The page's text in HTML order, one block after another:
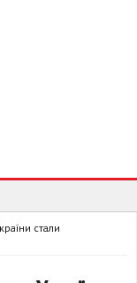
стали